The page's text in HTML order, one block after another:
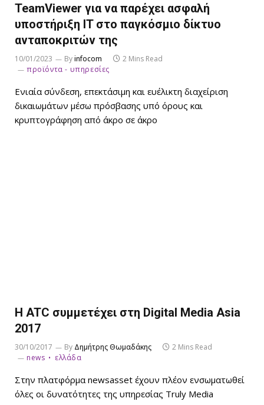
TeamViewer για να παρέχει ασφαλή
υποστήριξη IT στο παγκόσμιο δίκτυο
ανταποκριτών της
10/01/2023 Byinfocom
2 Mins Read
προϊόντα - υπηρεσίες
Ενιαία σύνδεση, επεκτάσιμη και ευέλικτη διαχείριση
δικαιωμάτων μέσω πρόσβασης υπό όρους και
κρυπτογράφηση από άκρο σε άκρο
Η ATC συμμετέχει στη Digital Media Asia
2017
30/10/2017 By Δημήτρης Θωμαδάκης
2 Mins Read
news
ελλάδα
Στην πλατφόρμα newsasset έχουν πλέον ενσωματωθεί
όλες οι δυνατότητες της υπηρεσίας Truly Media